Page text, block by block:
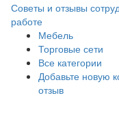
Советы и отзывы
работе
Мебель
Торговые сети
Все категории
Добавьте новую
отзыв